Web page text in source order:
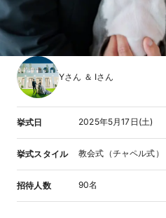
Yさん ＆ Iさん
挙式日 2025年5月17日(土)
挙式スタイル 教会式（チャペル式）
招待人数 90名